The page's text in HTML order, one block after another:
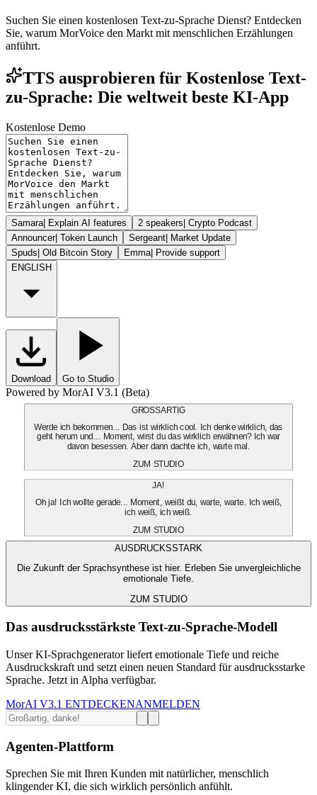
Suchen Sie einen kostenlosen Text-zu-Sprache Dienst? Entdecken
Sie, warum MorVoice den Markt mit menschlichen Erzählungen
anführt.
TTS ausprobieren für Kostenlose Text-
zu-Sprache: Die weltweit beste KI-App
Kostenlose Demo
Samara| Explain AI features 2 speakers| Crypto Podcast
Announcer| Token Launch Sergeant| Market Update
Spuds| Old Bitcoin Story Emma| Provide support
ENGLISH
Download Go to Studio
Powered by MorAI V3.1 (Beta)
GROSSARTIG
Werde ich bekommen... Das ist wirklich cool. Ich denke wirklich, das
geht herum und... Moment, wirst du das wirklich erwähnen? Ich war
davon besessen. Aber dann dachte ich, warte mal.
ZUM STUDIO
JA!
Oh ja! Ich wollte gerade... Moment, weißt du, warte, warte. Ich weiß,
ich weiß, ich weiß.
ZUM STUDIO
AUSDRUCKSSTARK
Die Zukunft der Sprachsynthese ist hier. Erleben Sie unvergleichliche
emotionale Tiefe.
ZUM STUDIO
Das ausdrucksstärkste Text-zu-Sprache-Modell
Unser KI-Sprachgenerator liefert emotionale Tiefe und reiche
Ausdruckskraft und setzt einen neuen Standard für ausdrucksstarke
Sprache. Jetzt in Alpha verfügbar.
MorAI V3.1 ENTDECKENANMELDEN
Agenten-Plattform
Sprechen Sie mit Ihren Kunden mit natürlicher, menschlich
klingender KI, die sich wirklich persönlich anfühlt.